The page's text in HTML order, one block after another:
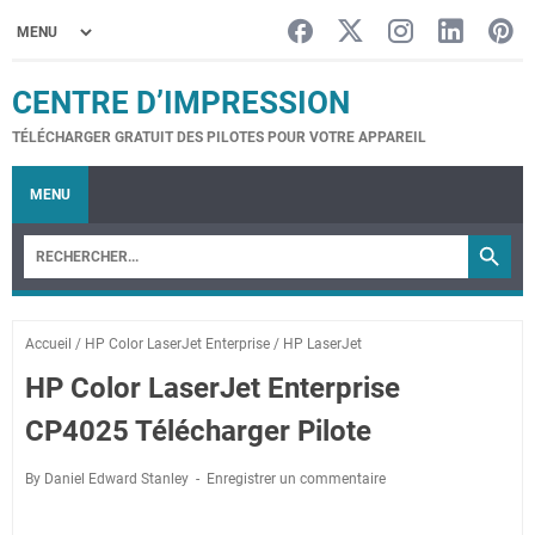
CENTRE D’IMPRESSION
TÉLÉCHARGER GRATUIT DES PILOTES POUR VOTRE APPAREIL
MENU
Accueil / HP Color LaserJet Enterprise / HP LaserJet
HP Color LaserJet Enterprise
CP4025 Télécharger Pilote
By Daniel Edward Stanley Enregistrer un commentaire